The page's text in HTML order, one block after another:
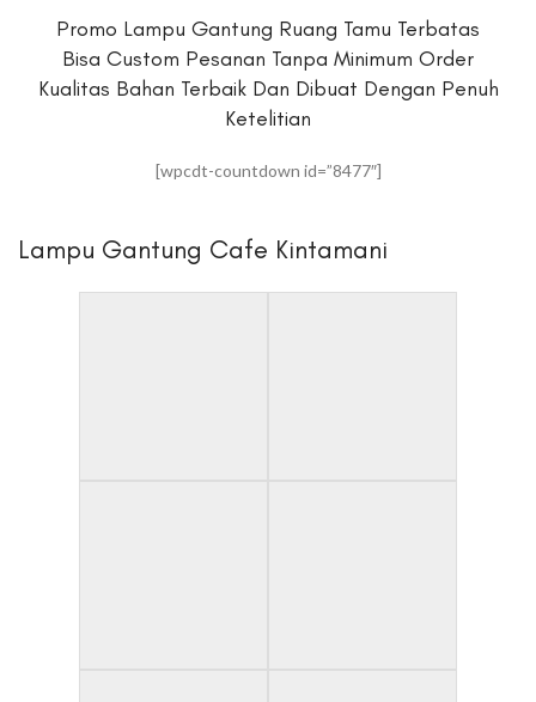
Promo Lampu Gantung Ruang Tamu Terbatas
Bisa Custom Pesanan Tanpa Minimum Order
Kualitas Bahan Terbaik Dan Dibuat Dengan Penuh
Ketelitian
[wpcdt-countdown id=”8477″]
Lampu Gantung Cafe Kintamani